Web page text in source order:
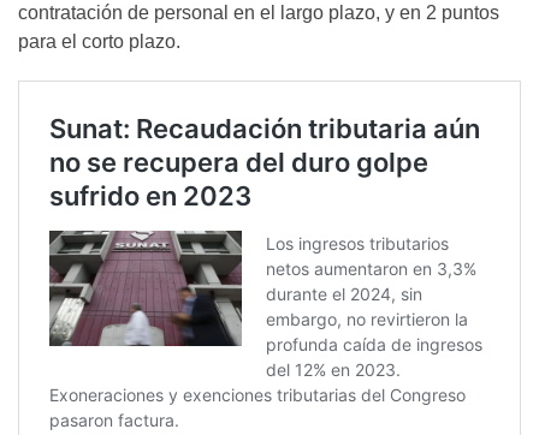
contratación de personal en el largo plazo, y en 2 puntos
para el corto plazo.